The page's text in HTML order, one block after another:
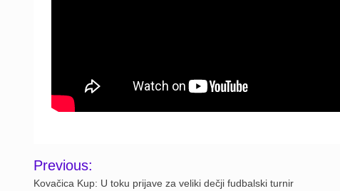
Post
Previous:
Kovačica Kup: U toku prijave za veliki dečji fudbalski turnir